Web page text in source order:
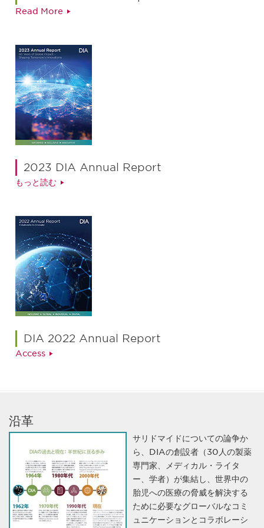
Read More
2023 DIA Annual Report
もっと読む
DIA 2022 Annual Report
Access
沿革
サリドマイドについての論争か
ら、DIAの創設者（30人の製薬
専門家、メディカル・ライタ
ー、学者）が集結し、世界中の
胎児への医療の脅威を解決する
ために必要なグローバルなコミ
ュニケーションとコラボレーシ